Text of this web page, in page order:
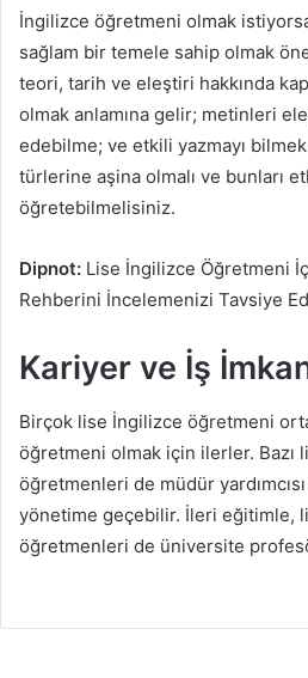
İngilizce öğretmeni olmak
sağlam bir temele sahip olmak
teori, tarih ve eleştiri hakkında
olmak anlamına gelir; metinleri
edebilme; ve etkili yazmayı
türlerine aşina olmalı ve bunları
öğretebilmelisiniz.
Dipnot: Lise İngilizce Öğretmeni
Rehberini İncelemenizi Tavsiye
Kariyer ve İş
Birçok lise İngilizce öğretmeni
öğretmeni olmak için ilerler. Bazı
öğretmenleri de müdür
yönetime geçebilir. İleri eğitimle,
öğretmenleri de üniversite